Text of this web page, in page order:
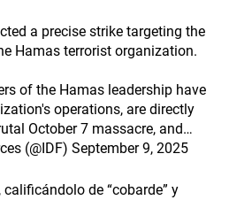
a precise strike targeting the
Hamas terrorist organization.
of the Hamas leadership have
operations, are directly
October 7 massacre, and…
(@IDF) September 9, 2025
de “cobarde” y